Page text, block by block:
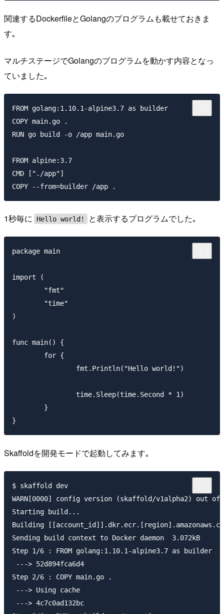
関連するDockerfileとGolangのプログラムも載せておきま
す｡
マルチステージでGolangのプログラムを動かす内容となっ
ていました｡
FROM golang:1.10.1-alpine3.7 as builder
COPY main.go .
RUN go build -o /app main.go
FROM alpine:3.7
CMD ["./app"]
1秒毎に Hello world! と表示するプログラムでした｡
package main
import (
)
func main() {
Skaffoldを開発モードで起動してみます｡
$ skaffold dev
WARN[0000] config version (skaffold/v1alpha2) out
Starting build...
Building
Sending build context to Docker daemon  3.072kB
Step 1/6 : FROM golang:1.10.1-alpine3.7 as builder
---> 52d894fca6d4
Step 2/6 : COPY main.go .
---> Using cache
---> 4c7c0ad132bc